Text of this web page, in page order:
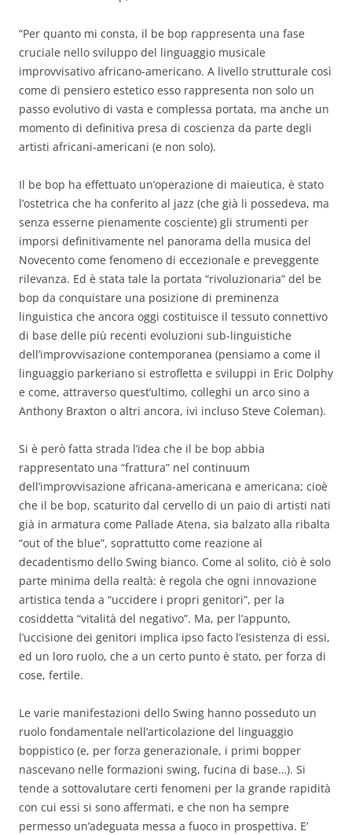
“Per quanto mi consta, il be bop rappresenta una fase
cruciale nello sviluppo del linguaggio musicale
improvvisativo africano-americano. A livello strutturale così
come di pensiero estetico esso rappresenta non solo un
passo evolutivo di vasta e complessa portata, ma anche un
momento di definitiva presa di coscienza da parte degli
artisti africani-americani (e non solo).
Il be bop ha effettuato un’operazione di maieutica, è stato
l’ostetrica che ha conferito al jazz (che già li possedeva, ma
senza esserne pienamente cosciente) gli strumenti per
imporsi definitivamente nel panorama della musica del
Novecento come fenomeno di eccezionale e preveggente
rilevanza. Ed è stata tale la portata “rivoluzionaria” del be
bop da conquistare una posizione di preminenza
linguistica che ancora oggi costituisce il tessuto connettivo
di base delle più recenti evoluzioni sub-linguistiche
dell’improvvisazione contemporanea (pensiamo a come il
linguaggio parkeriano si estrofletta e sviluppi in Eric Dolphy
e come, attraverso quest’ultimo, colleghi un arco sino a
Anthony Braxton o altri ancora, ivi incluso Steve Coleman).
Si è però fatta strada l’idea che il be bop abbia
rappresentato una “frattura” nel continuum
dell’improvvisazione africana-americana e americana; cioè
che il be bop, scaturito dal cervello di un paio di artisti nati
già in armatura come Pallade Atena, sia balzato alla ribalta
“out of the blue”, soprattutto come reazione al
decadentismo dello Swing bianco. Come al solito, ciò è solo
parte minima della realtà: è regola che ogni innovazione
artistica tenda a “uccidere i propri genitori”, per la
cosiddetta “vitalità del negativo”. Ma, per l’appunto,
l’uccisione dei genitori implica ipso facto l’esistenza di essi,
ed un loro ruolo, che a un certo punto è stato, per forza di
cose, fertile.
Le varie manifestazioni dello Swing hanno posseduto un
ruolo fondamentale nell’articolazione del linguaggio
boppistico (e, per forza generazionale, i primi bopper
nascevano nelle formazioni swing, fucina di base…). Si
tende a sottovalutare certi fenomeni per la grande rapidità
con cui essi si sono affermati, e che non ha sempre
permesso un’adeguata messa a fuoco in prospettiva. E’